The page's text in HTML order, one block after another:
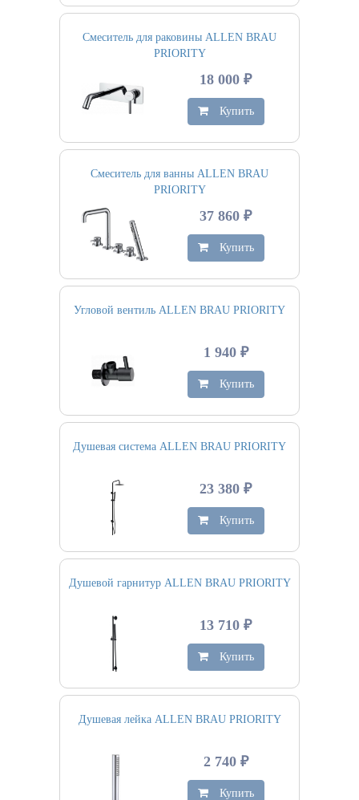
Смеситель для раковины ALLEN BRAU
PRIORITY
18 000 ₽
Купить
Смеситель для ванны ALLEN BRAU
PRIORITY
37 860 ₽
Купить
Угловой вентиль ALLEN BRAU PRIORITY
1 940 ₽
Купить
Душевая система ALLEN BRAU PRIORITY
23 380 ₽
Купить
Душевой гарнитур ALLEN BRAU PRIORITY
13 710 ₽
Купить
Душевая лейка ALLEN BRAU PRIORITY
2 740 ₽
Купить